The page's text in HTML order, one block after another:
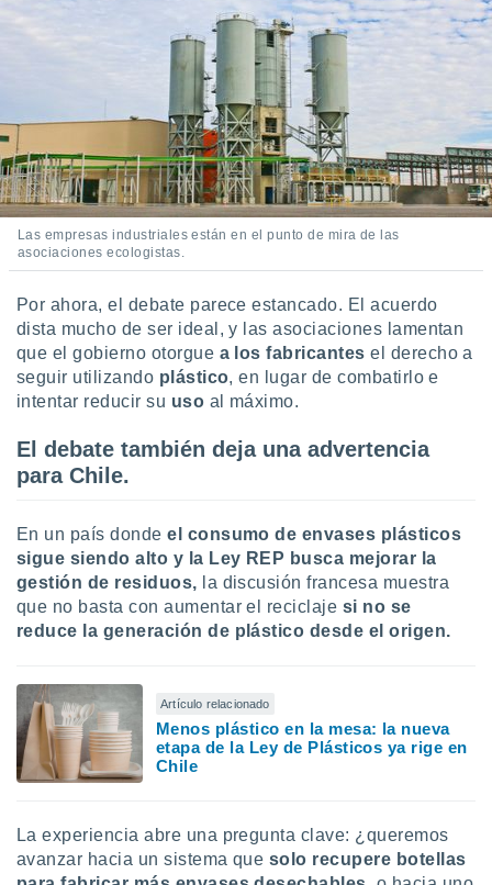
Las empresas industriales están en el punto de mira de las
asociaciones ecologistas.
Por ahora, el debate parece estancado. El acuerdo
dista mucho de ser ideal, y las asociaciones lamentan
que el gobierno otorgue a los fabricantes el derecho a
seguir utilizando plástico, en lugar de combatirlo e
intentar reducir su uso al máximo.
El debate también deja una advertencia
para Chile.
En un país dondeel consumo de envases plásticos
sigue siendo alto y la Ley REP busca mejorar la
gestión de residuos, la discusión francesa muestra
que no basta con aumentar el reciclaje si no se
reduce la generación de plástico desde el origen.
Artículo relacionado
Menos plástico en la mesa: la nueva
etapa de la Ley de Plásticos ya rige en
Chile
La experiencia abre una pregunta clave: ¿queremos
avanzar hacia un sistema que solo recupere botellas